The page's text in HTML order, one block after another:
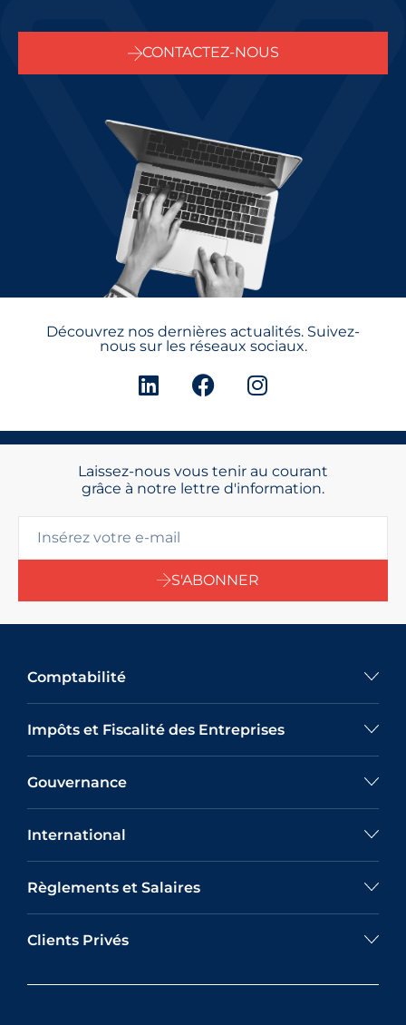
CONTACTEZ-NOUS
Découvrez nos dernières actualités. Suivez-
nous sur les réseaux sociaux.
Laissez-nous vous tenir au courant
grâce à notre lettre d'information.
S'ABONNER
Comptabilité
Impôts et Fiscalité des Entreprises
Gouvernance
International
Règlements et Salaires
Clients Privés